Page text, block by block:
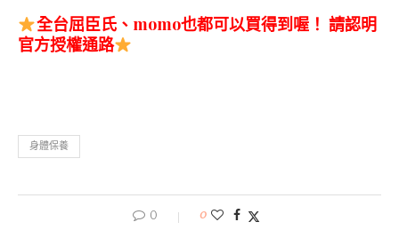
全台屈臣氏、momo也都可以買得到喔！ 請認明
官方授權通路
身體保養
0 0